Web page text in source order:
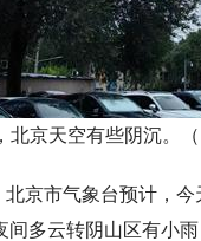
北京天空有些阴沉。
京市气象台预计，
多云转阴山区有小